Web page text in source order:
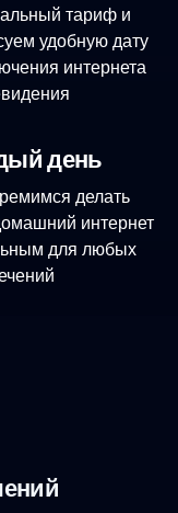
тариф и
удобную дату
интернета
день
делать
интернет
для любых